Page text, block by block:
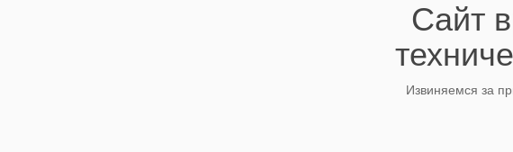
Сайт
Извиняемся за